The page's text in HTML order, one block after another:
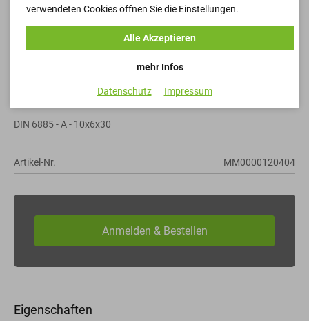
Passfedern
DIN 6885 - A - 10x6x30
Artikel-Nr. MM0000120404
Eigenschaften
verwendeten Cookies öffnen Sie die Einstellungen.
mehr Infos
Alle Akzeptieren
Datenschutz Impressum